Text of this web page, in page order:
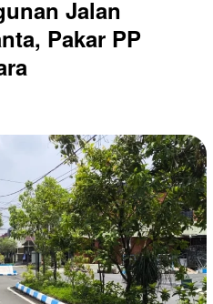
Jalan
Pakar PP